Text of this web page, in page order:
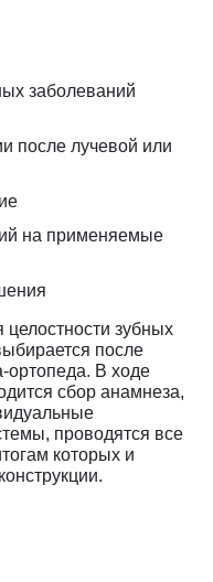
заболеваний
после лучевой или
на применяемые
целостности зубных
после
ортопеда. В ходе
сбор анамнеза,
проводятся все
которых и